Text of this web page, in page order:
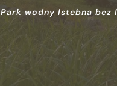
Park wodny Istebna